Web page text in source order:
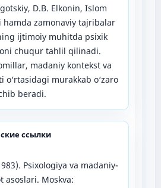
D.B. Elkonin, Islom
hamda zamonaviy tajribalar
ijtimoiy muhitda psixik
chuqur tahlil qilinadi.
madaniy kontekst va
o‘rtasidagi murakkab o‘zaro
beradi.
ссылки
Psixologiya va madaniy-
asoslari. Moskva: